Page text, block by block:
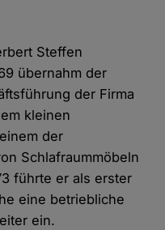
Steffen
übernahm der
der Firma
kleinen
der
Schlafraummöbeln
führte er als erster
eine betriebliche
ein.